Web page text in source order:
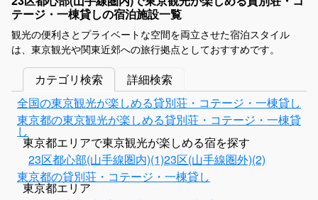
テージ・一棟貸しの宿泊施設一覧
観光の便利さとプライベートな空間を両立させた宿泊スタイル
は、東京観光や関東近郊への旅行拠点としておすすめです。
カテゴリ検索
詳細検索
全国の東京観光が楽しめる貸別荘・コテージ・一棟貸し
東京都の東京観光が楽しめる貸別荘・コテージ・一棟貸
し
東京都エリアで東京観光が楽しめる宿を探す
23区都心部(山手線圏内)(1)23区(山手線圏外)(2)
東京都の貸別荘・コテージ・一棟貸し
東京都エリア